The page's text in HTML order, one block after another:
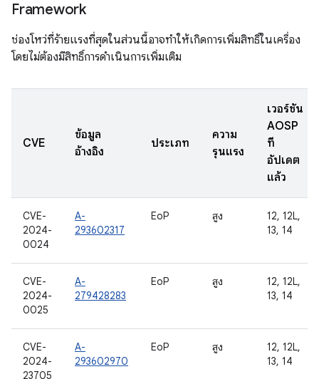
Framework
ช่องโหว่ที่ร้ายแรงที่สุดในส่วนนี้อาจทำให้เกิดการเพิ่มสิทธิ์ในเครื่อง
โดยไม่ต้องมีสิทธิ์การดำเนินการเพิ่มเติม
CVE
ข้อมูล
อ้างอิง
ประเภท
ความ
รุนแรง
เวอร์ชัน
AOSP
ที่
อัปเดต
แล้ว
CVE-
2024-
0024
A-
293602317
EoP สูง
12, 12L,
13, 14
CVE-
2024-
0025
A-
279428283
EoP สูง
12, 12L,
13, 14
CVE-
2024-
23705
A-
293602970
EoP สูง
12, 12L,
13, 14